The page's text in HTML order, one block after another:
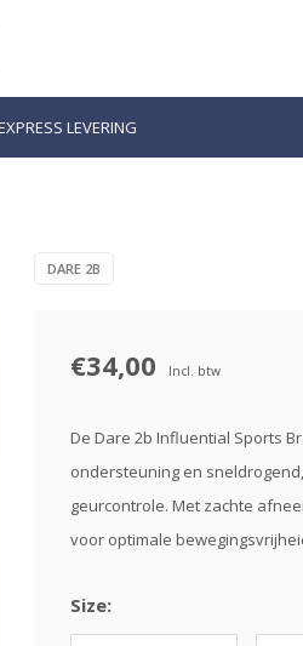
LEVERING
DARE 2B
€34,00 Incl. btw
De Dare 2b Influential Sports
ondersteuning en
geurcontrole. Met zachte
voor optimale
Size: